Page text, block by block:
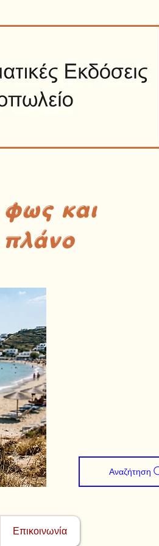
και
Επικοινωνία
Αναζήτηση